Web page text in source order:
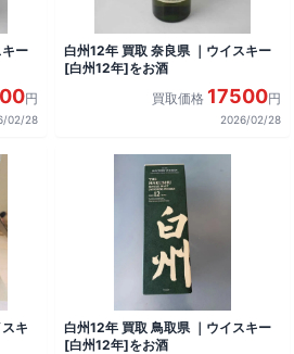
ー
円
02/28
白州12年 買取 奈良県 ｜ウイスキー
[白州12年]をお酒
買取価格 17500円
2026/02/28
キ
白州12年 買取 鳥取県 ｜ウイスキー
[白州12年]をお酒